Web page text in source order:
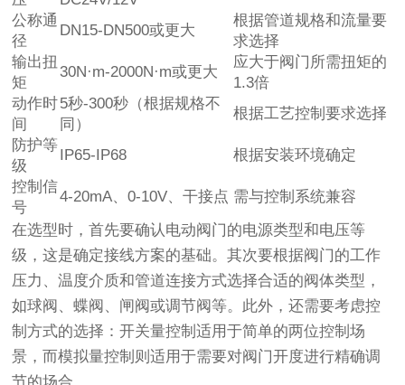
公称通
径
DN15-DN500或更大
根据管道规格和流量要
求选择
输出扭
矩
30N·m-2000N·m或更大
应大于阀门所需扭矩的
1.3倍
动作时
间
5秒-300秒（根据规格不
同）
根据工艺控制要求选择
防护等
级
IP65-IP68
根据安装环境确定
控制信
号
4-20mA、0-10V、干接点 需与控制系统兼容
在选型时，首先要确认电动阀门的电源类型和电压等
级，这是确定接线方案的基础。其次要根据阀门的工作
压力、温度介质和管道连接方式选择合适的阀体类型，
如球阀、蝶阀、闸阀或调节阀等。此外，还需要考虑控
制方式的选择：开关量控制适用于简单的两位控制场
景，而模拟量控制则适用于需要对阀门开度进行精确调